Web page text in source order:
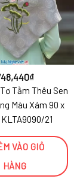
₫
Tằm Thêu Sen
Màu Xám 90 x
21
VÀO GIỎ
HÀNG